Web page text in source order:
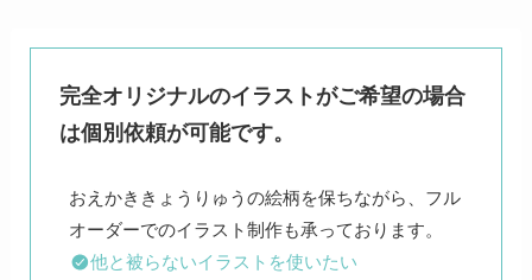
完全オリジナルのイラストがご希望の場合
は個別依頼が可能です。
おえかききょうりゅうの絵柄を保ちながら、フル
他と被らないイラストを使いたい